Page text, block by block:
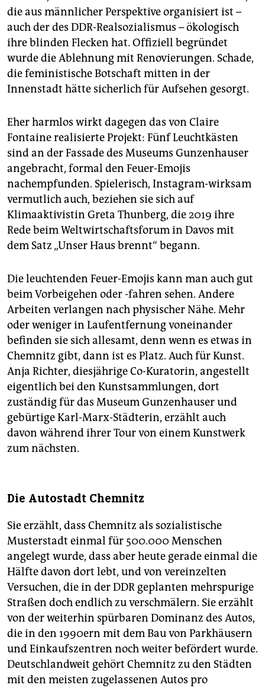
die aus männlicher Per­spek­ti­ve organisiert ist –
auch der des DDR-Realso­zia­lismus – ökologisch
ihre blinden Flecken hat. Offiziell begründet
wurde die Ablehnung mit Renovierungen. Schade,
die feministische Botschaft mitten in der
Innenstadt hätte sicherlich für Aufsehen gesorgt.
Eher harmlos wirkt dagegen das von Claire
Fontaine realisierte Projekt: Fünf Leuchtkästen
sind an der Fassade des Museums Gunzenhauser
angebracht, formal den Feuer-Emojis
nachempfunden. Spielerisch, Instagram-wirksam
vermutlich auch, beziehen sie sich auf
Klimaaktivistin Greta Thunberg, die 2019 ihre
Rede beim Weltwirtschaftsforum in Davos mit
dem Satz „Unser Haus brennt“ begann.
Die leuchtenden Feuer-Emojis kann man auch gut
beim Vorbeigehen oder -fahren sehen. Andere
Arbeiten verlangen nach physischer Nähe. Mehr
oder weniger in Laufentfernung voneinander
befinden sie sich allesamt, denn wenn es etwas in
Chemnitz gibt, dann ist es Platz. Auch für Kunst.
Anja Richter, diesjährige Co-Kuratorin, angestellt
eigentlich bei den Kunstsammlungen, dort
zuständig für das Museum Gunzenhauser und
gebürtige Karl-Marx-Städterin, erzählt auch
davon während ihrer Tour von einem Kunstwerk
zum nächsten.
Die Autostadt Chemnitz
Sie erzählt, dass Chemnitz als sozialistische
Musterstadt einmal für 500.000 Menschen
angelegt wurde, dass aber heute gerade einmal die
Hälfte davon dort lebt, und von vereinzelten
Versuchen, die in der DDR geplanten mehrspurige
Straßen doch endlich zu verschmälern. Sie erzählt
von der weiterhin spürbaren Dominanz des Autos,
die in den 1990ern mit dem Bau von Parkhäusern
und Einkaufszentren noch weiter befördert wurde.
Deutschlandweit gehört Chemnitz zu den Städten
mit den meisten zugelassenen Autos pro